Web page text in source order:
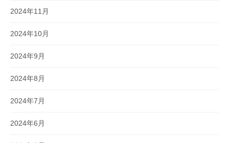
2024年11月
2024年10月
2024年9月
2024年8月
2024年7月
2024年6月